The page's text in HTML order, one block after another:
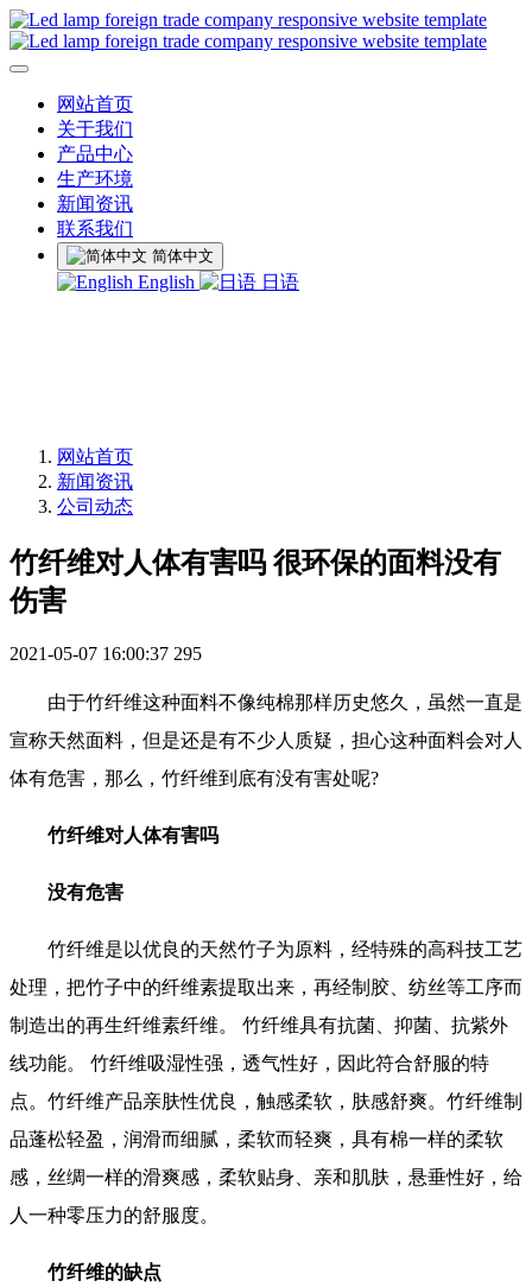
网站首页
关于我们
产品中心
生产环境
新闻资讯
联系我们
简体中文
English 日语
网站首页
新闻资讯
公司动态
竹纤维对人体有害吗 很环保的面料没有
伤害
2021-05-07 16:00:37 295
由于竹纤维这种面料不像纯棉那样历史悠久，虽然一直是
宣称天然面料，但是还是有不少人质疑，担心这种面料会对人
体有危害，那么，竹纤维到底有没有害处呢?
竹纤维对人体有害吗
没有危害
竹纤维是以优良的天然竹子为原料，经特殊的高科技工艺
处理，把竹子中的纤维素提取出来，再经制胶、纺丝等工序而
制造出的再生纤维素纤维。 竹纤维具有抗菌、抑菌、抗紫外
线功能。 竹纤维吸湿性强，透气性好，因此符合舒服的特
点。竹纤维产品亲肤性优良，触感柔软，肤感舒爽。竹纤维制
品蓬松轻盈，润滑而细腻，柔软而轻爽，具有棉一样的柔软
感，丝绸一样的滑爽感，柔软贴身、亲和肌肤，悬垂性好，给
人一种零压力的舒服度。
竹纤维的缺点